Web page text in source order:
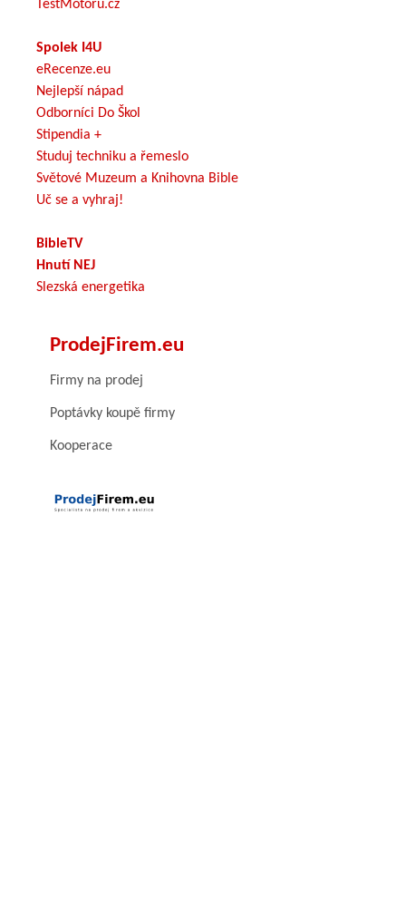
TestMotoru.cz
Spolek I4U
eRecenze.eu
Nejlepší nápad
Odborníci Do Škol
Stipendia +
Studuj techniku a řemeslo
Světové Muzeum a Knihovna Bible
Uč se a vyhraj!
BibleTV
Hnutí NEJ
Slezská energetika
ProdejFirem.eu
Firmy na prodej
Poptávky koupě firmy
Kooperace